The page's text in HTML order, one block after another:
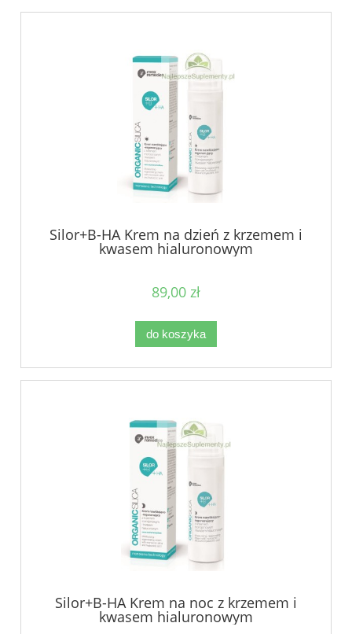
Silor+B-HA Krem na dzień z krzemem i
kwasem hialuronowym
89,00 zł
do koszyka
Silor+B-HA Krem na noc z krzemem i
kwasem hialuronowym